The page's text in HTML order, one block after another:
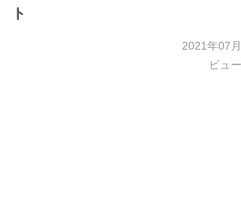
ト
2021年07
ビュ